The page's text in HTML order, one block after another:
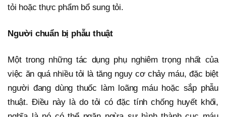
tỏi hoặc thực phẩm bổ sung tỏi.
Người chuẩn bị phẫu thuật
Một trong những tác dụng phụ nghiêm trọng nhất của
việc ăn quá nhiều tỏi là tăng nguy cơ chảy máu, đặc biệt
người đang dùng thuốc làm loãng máu hoặc sắp phẫu
thuật. Điều này là do tỏi có đặc tính chống huyết khối,